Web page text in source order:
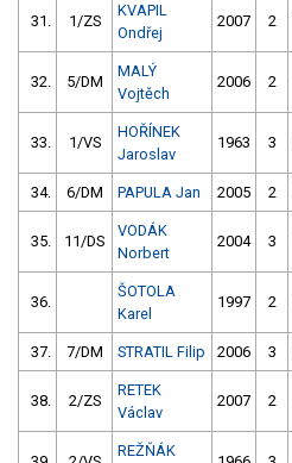
31. 1/ZS
KVAPIL
Ondřej
2007 2
32. 5/DM
MALÝ
Vojtěch
2006 2
33. 1/VS
HOŘÍNEK
Jaroslav
1963 3
34. 6/DM PAPULA Jan 2005 2
35. 11/DS
VODÁK
Norbert
2004 3
36.
ŠOTOLA
Karel
1997 2
37. 7/DM STRATIL Filip 2006 3
38. 2/ZS
RETEK
Václav
2007 2
REŽŇÁK